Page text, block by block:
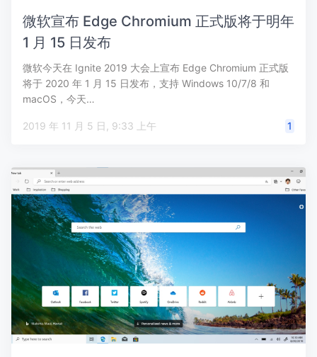
微软宣布 Edge Chromium 正式版将于明年
1 月 15 日发布
微软今天在 Ignite 2019 大会上宣布 Edge Chromium 正式版
将于 2020 年 1 月 15 日发布，支持 Windows 10/7/8 和
macOS，今天…
2019 年 11 月 5 日, 9:33 上午 1